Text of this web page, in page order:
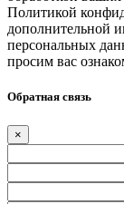
Политикой
дополнительной
персональных
просим вас
Обратная связь
×